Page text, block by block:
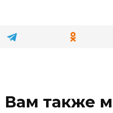
Вам также